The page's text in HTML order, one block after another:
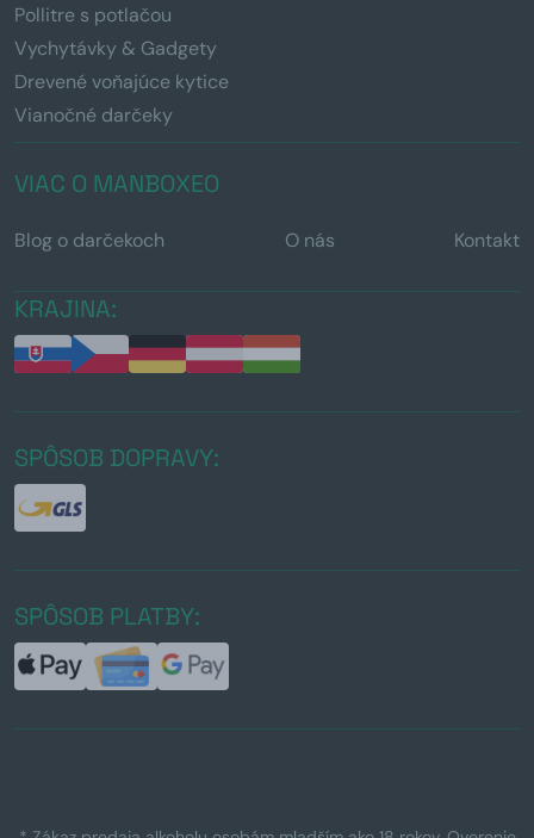
Pollitre s potlačou
Vychytávky & Gadgety
Drevené voňajúce kytice
Vianočné darčeky
VIAC O MANBOXEO
Blog o darčekoch O nás Kontakt
KRAJINA:
SPÔSOB DOPRAVY:
SPÔSOB PLATBY: